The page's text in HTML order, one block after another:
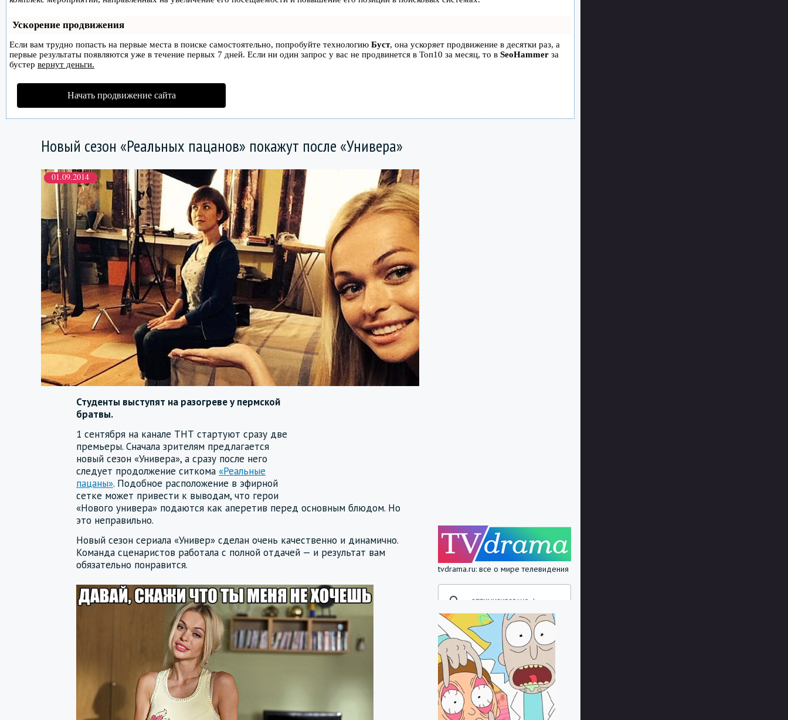
Ускорение продвижения
Если вам трудно попасть на первые места в поиске самостоятельно, попробуйте технологию Буст, она ускоряет продвижение в десятки раз, а
первые результаты появляются уже в течение первых 7 дней. Если ни один запрос у вас не продвинется в Топ10 за месяц, то в SeoHammer за
бустер вернут деньги.
Начать продвижение сайта
Новый сезон «Реальных пацанов» покажут после «Универа»
01.09.2014
Студенты выступят на разогреве у пермской
братвы.
1 сентября на канале ТНТ стартуют сразу две
премьеры. Сначала зрителям предлагается
новый сезон «Универа», а сразу после него
следует продолжение ситкома «Реальные
пацаны». Подобное расположение в эфирной
сетке может привести к выводам, что герои
«Нового универа» подаются как аперетив перед основным блюдом. Но
это неправильно.
Новый сезон сериала «Универ» сделан очень качественно и динамично.
Команда сценаристов работала с полной отдачей — и результат вам
обязательно понравится.
tvdrama.ru: все о мире телевидения